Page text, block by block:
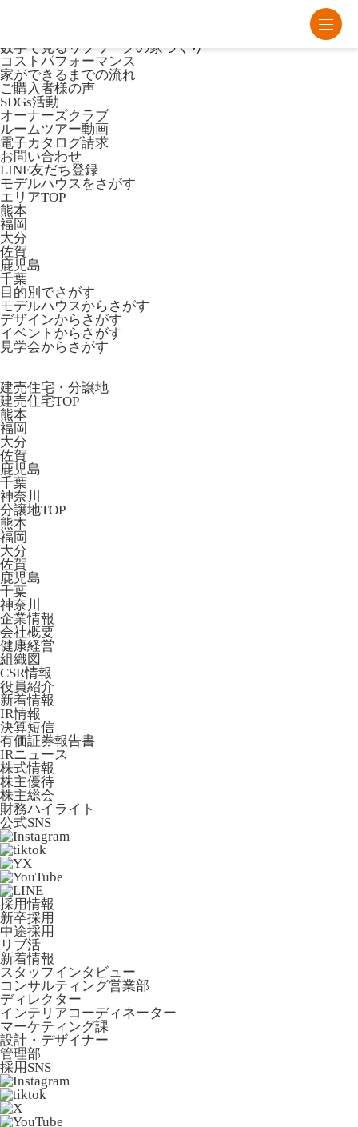
数字で見るリブワークの家づくり
コストパフォーマンス
家ができるまでの流れ
ご購入者様の声
SDGs活動
オーナーズクラブ
ルームツアー動画
電子カタログ請求
お問い合わせ
LINE友だち登録
モデルハウスをさがす
エリアTOP
熊本
福岡
大分
佐賀
鹿児島
千葉
目的別でさがす
モデルハウスからさがす
デザインからさがす
イベントからさがす
見学会からさがす
建売住宅・分譲地
建売住宅TOP
熊本
福岡
大分
佐賀
鹿児島
千葉
神奈川
分譲地TOP
熊本
福岡
大分
佐賀
鹿児島
千葉
神奈川
企業情報
会社概要
健康経営
組織図
CSR情報
役員紹介
新着情報
IR情報
決算短信
有価証券報告書
IRニュース
株式情報
株主優待
株主総会
財務ハイライト
公式SNS
採用情報
新卒採用
中途採用
リブ活
新着情報
スタッフインタビュー
コンサルティング営業部
ディレクター
インテリアコーディネーター
マーケティング課
設計・デザイナー
管理部
採用SNS